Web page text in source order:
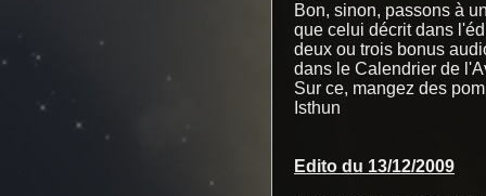
Bon, sinon, passons à
que celui décrit dans
deux ou trois bonus
dans le Calendrier de
Sur ce, mangez des
Isthun
Edito du 13/12/2009